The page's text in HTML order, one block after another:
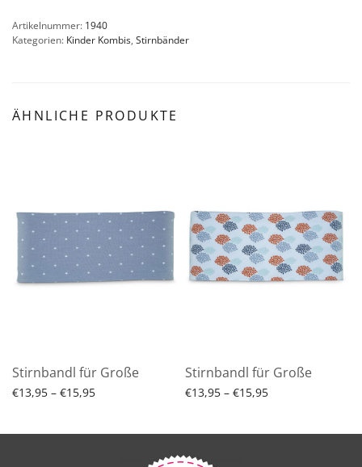
Artikelnummer: 1940
Kategorien: Kinder Kombis, Stirnbänder
ÄHNLICHE PRODUKTE
Stirnbandl für Große
€13,95 – €15,95Preisspanne:
Stirnbandl für Große
€13,95 – €15,95Preisspanne: